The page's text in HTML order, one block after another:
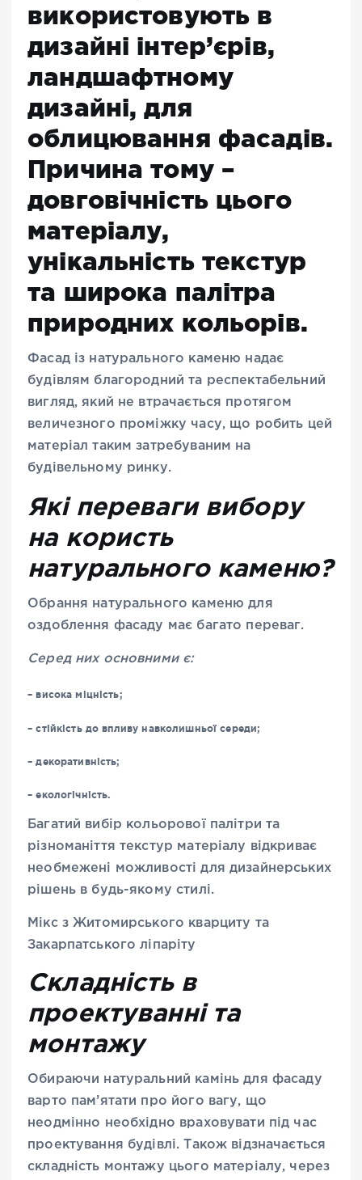
використовують в
дизайні інтер’єрів,
ландшафтному
дизайні, для
облицювання фасадів.
Причина тому –
довговічність цього
матеріалу,
унікальність текстур
та широка палітра
природних кольорів.
Фасад із натурального каменю надає
будівлям благородний та респектабельний
вигляд, який не втрачається протягом
величезного проміжку часу, що робить цей
матеріал таким затребуваним на
будівельному ринку.
Які переваги вибору
на користь
натурального каменю?
Обрання натурального каменю для
оздоблення фасаду має багато переваг.
Серед них основними є:
– висока міцність;
– стійкість до впливу навколишньої середи;
– декоративність;
– екологічність.
Багатий вибір кольорової палітри та
різноманіття текстур матеріалу відкриває
необмежені можливості для дизайнерських
рішень в будь-якому стилі.
Мікс з Житомирського кварциту та
Закарпатського ліпаріту
Складність в
проектуванні та
монтажу
Обираючи натуральний камінь для фасаду
варто пам’ятати про його вагу, що
неодмінно необхідно враховувати під час
проектування будівлі. Також відзначається
складність монтажу цього матеріалу, через